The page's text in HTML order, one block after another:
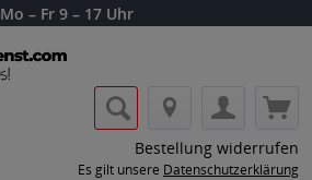
Mo – Fr 9 – 17 Uhr
Bestellung widerrufen
Es gilt unsere Datenschutzerklärung